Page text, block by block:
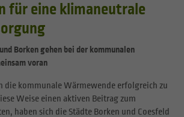
für eine klimaneutrale
Borken gehen bei der kommunalen
voran
die kommunale Wärmewende erfolgreich zu
Weise einen aktiven Beitrag zum
haben sich die Städte Borken und Coesfeld